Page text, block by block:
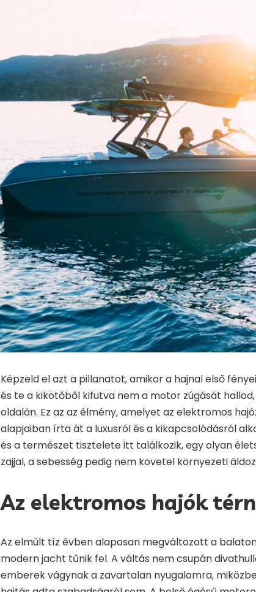
Képzeld el azt a pillanatot, amikor a hajnal első
és te a kikötőből kifutva nem a motor zúgását
oldalán. Ez az az élmény, amelyet az elektromos
alapjaiban írta át a luxusról és a kikapcsolódásról
és a természet tisztelete itt találkozik, egy olyan
zajjal, a sebesség pedig nem követel környezeti
Az elektromos hajók
Az elmúlt tíz évben alaposan megváltozott a
modern jacht tűnik fel. A váltás nem csupán
emberek vágynak a zavartalan nyugalomra,